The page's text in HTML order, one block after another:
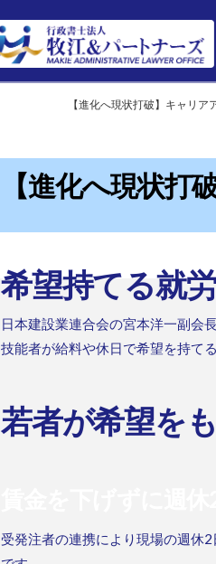
【進化へ現状打破】キャリア
【進化へ現状打
希望持てる就
日本建設業連合会の宮本洋一副会
技能者が給料や休日で希望を持て
若者が希望を
受発注者の連携により現場の週休